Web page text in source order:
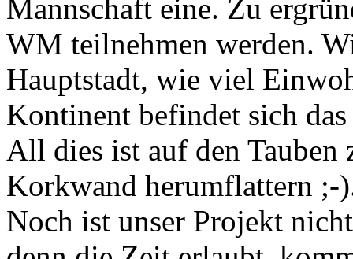
Mannschaft eine. Zu
WM teilnehmen werden.
Hauptstadt, wie viel
Kontinent befindet sich
All dies ist auf den Tauben
Korkwand herumflattern ;-
Noch ist unser Projekt